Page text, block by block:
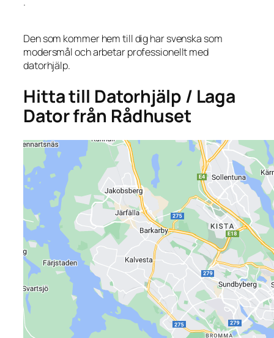
Den som kommer hem till dig har svenska som
modersmål och arbetar professionellt med
datorhjälp.
Hitta till Datorhjälp / Laga
Dator från Rådhuset